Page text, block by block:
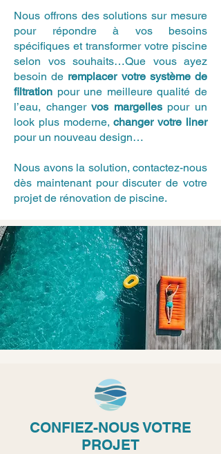
Nous offrons des solutions sur mesure
pour répondre à vos besoins
spécifiques et transformer votre piscine
selon vos souhaits…Que vous ayez
besoin de remplacer votre système de
filtration pour une meilleure qualité de
l’eau, changervos margellespour un
look plus moderne,changer votre liner
pour un nouveau design…
Nous avons la solution, contactez-nous
dès maintenant pour discuter de votre
projet de rénovation de piscine.
CONFIEZ-NOUS VOTRE
PROJET